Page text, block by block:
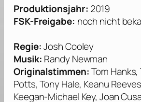
Produktionsjahr: 2019
FSK-Freigabe: noch nicht
Regie:Josh Cooley
Musik: Randy Newman
Originalstimmen:Tom
Potts, Tony Hale, Keanu
Keegan-Michael Key, Joan